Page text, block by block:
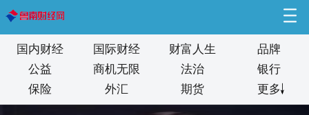
国内财经 国际财经 财富人生
品牌
公益
商机无限 法治
银行
保险
外汇 期货 更多